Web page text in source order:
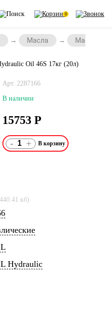
0
Масла Масла для
Oil 46S 17кг (20л)
Арт. 2287166
В наличии
15753 Р
- +
кб)
Hydraulic